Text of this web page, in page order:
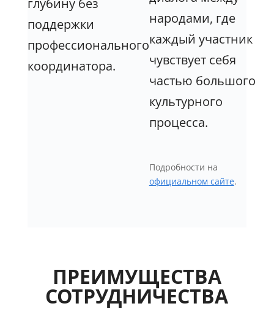
поддержки
профессионального
координатора.
народами, где
каждый участник
чувствует себя
частью большого
культурного
процесса.
Подробности на
официальном сайте.
ПРЕИМУЩЕСТВА
СОТРУДНИЧЕСТВА